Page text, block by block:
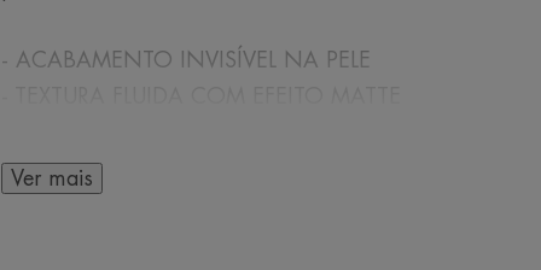
- ACABAMENTO INVISÍVEL NA PELE
- TONALIDADE DE PELE: MÉDIA ESCURA
Ver mais